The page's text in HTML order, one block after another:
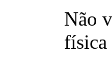
Não
física